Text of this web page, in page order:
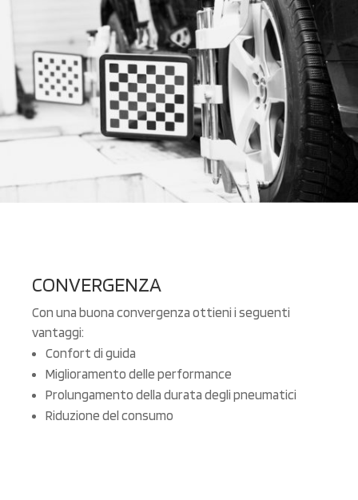
CONVERGENZA
Con una buona convergenza ottieni i seguenti
vantaggi:
Confort di guida
Miglioramento delle performance
Prolungamento della durata degli pneumatici
Riduzione del consumo